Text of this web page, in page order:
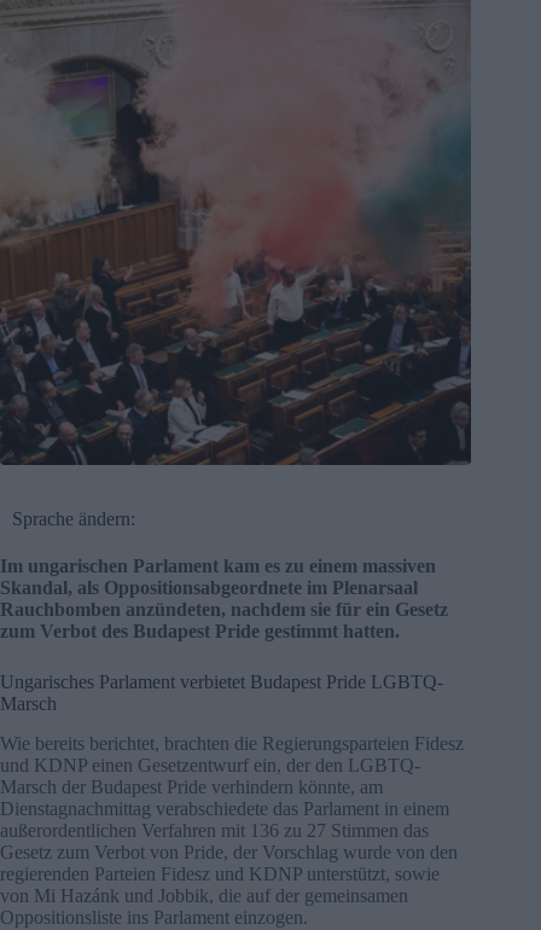
Sprache ändern:
Im ungarischen Parlament kam es zu einem massiven
Skandal, als Oppositionsabgeordnete im Plenarsaal
Rauchbomben anzündeten, nachdem sie für ein Gesetz
zum Verbot des Budapest Pride gestimmt hatten.
Ungarisches Parlament verbietet Budapest Pride LGBTQ-
Marsch
Wie bereits berichtet, brachten die Regierungsparteien Fidesz
und KDNP einen Gesetzentwurf ein, der den LGBTQ-
Marsch der Budapest Pride verhindern könnte, am
Dienstagnachmittag verabschiedete das Parlament in einem
außerordentlichen Verfahren mit 136 zu 27 Stimmen das
Gesetz zum Verbot von Pride, der Vorschlag wurde von den
regierenden Parteien Fidesz und KDNP unterstützt, sowie
von Mi Hazánk und Jobbik, die auf der gemeinsamen
Oppositionsliste ins Parlament einzogen.